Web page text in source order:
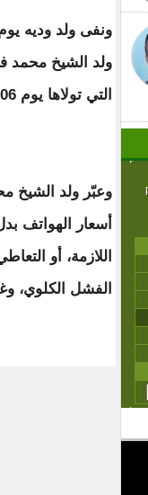
ونفى ولد وديه
ولد الشيخ محمد
التي تولاها يوم 06 أغسطس 2024..
وعبّر ولد الشيخ
أسعار الهواتف
اللازمة، أو
الفشل الكلوي،